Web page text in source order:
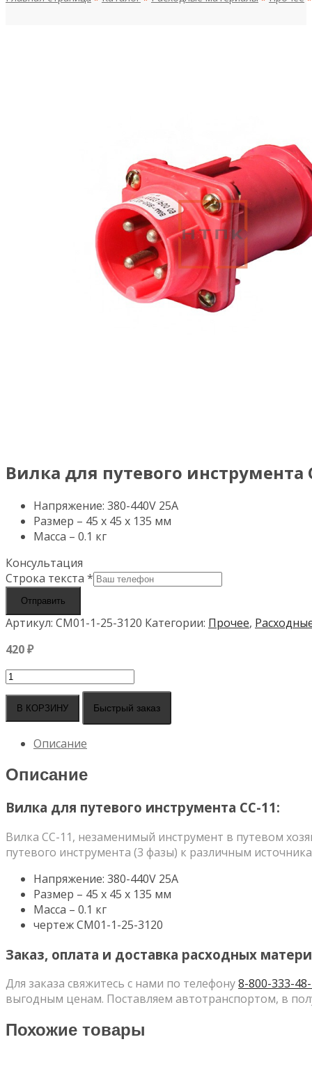
Вилка для путевого инструмента
Напряжение: 380-440V 25A
Размер – 45 х 45 х 135 мм
Масса – 0.1 кг
Консультация
Строка текста *
Отправить
Артикул: СМ01-1-25-3120 Категории: Прочее,
420₽
Количество
Вилка
для
путевого
инструмента
СС-11
В КОРЗИНУ Быстрый заказ
Описание
Описание
Вилка для путевого инструмента СС-11:
Вилка СС-11, незаменимый инструмент в путевом
путевого инструмента (3 фазы) к различным
Напряжение: 380-440V 25A
Размер – 45 х 45 х 135 мм
Масса – 0.1 кг
чертеж СМ01-1-25-3120
Заказ, оплата и доставка расходных
Для заказа свяжитесь с нами по телефону8-800-333-
выгодным ценам. Поставляем автотранспортом, в
Похожие товары